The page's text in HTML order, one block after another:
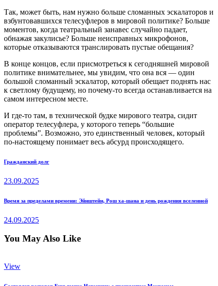
Так, может быть, нам нужно больше сломанных эскалаторов и
взбунтовавшихся телесуфлеров в мировой политике? Больше
моментов, когда театральный занавес случайно падает,
обнажая закулисье? Больше неисправных микрофонов,
которые отказываются транслировать пустые обещания?
В конце концов, если присмотреться к сегодняшней мировой
политике внимательнее, мы увидим, что она вся — один
большой сломанный эскалатор, который обещает поднять нас
к светлому будущему, но почему-то всегда останавливается на
самом интересном месте.
И где-то там, в технической будке мирового театра, сидит
оператор телесуфлера, у которого теперь “большие
проблемы”. Возможно, это единственный человек, который
по-настоящему понимает весь абсурд происходящего.
Навигация
по
Previous
Гражданский долг
23.09.2025
Next
Время за пределами времени: Эйнштейн, Рош ха-шана и день рождения вселенной
24.09.2025
You May Also Like
View